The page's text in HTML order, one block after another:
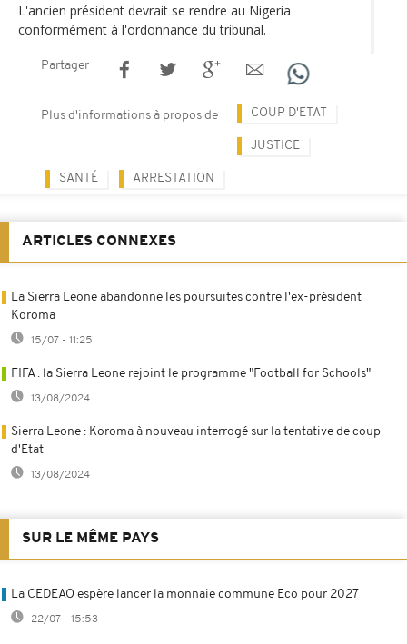
L'ancien président devrait se rendre au Nigeria
conformément à l'ordonnance du tribunal.
Partager
Plus d'informations à propos de COUP D'ETAT
JUSTICE
SANTÉ ARRESTATION
ARTICLES CONNEXES
La Sierra Leone abandonne les poursuites contre l'ex-président
Koroma
15/07 - 11:25
FIFA : la Sierra Leone rejoint le programme "Football for Schools"
13/08/2024
Sierra Leone : Koroma à nouveau interrogé sur la tentative de coup
d'Etat
13/08/2024
SUR LE MÊME PAYS
La CEDEAO espère lancer la monnaie commune Eco pour 2027
22/07 - 15:53